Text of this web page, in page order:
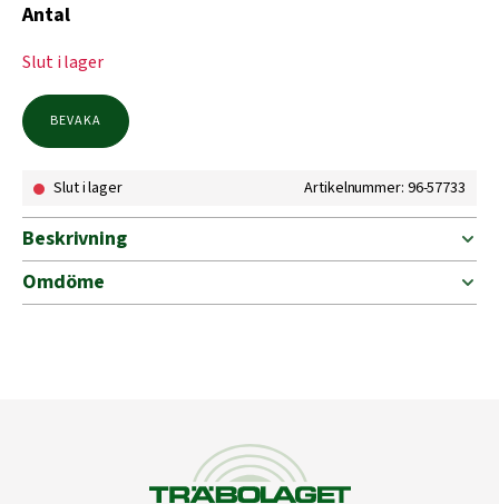
Antal
Slut i lager
BEVAKA
Slut i lager Artikelnummer: 96-57733
Beskrivning
Omdöme